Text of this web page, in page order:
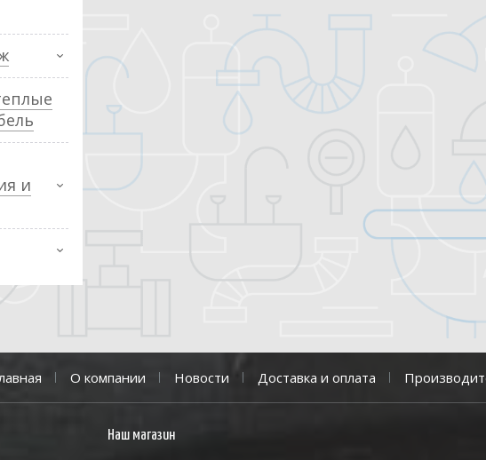
и
О компании Новости Доставка и оплата
Наш магазин